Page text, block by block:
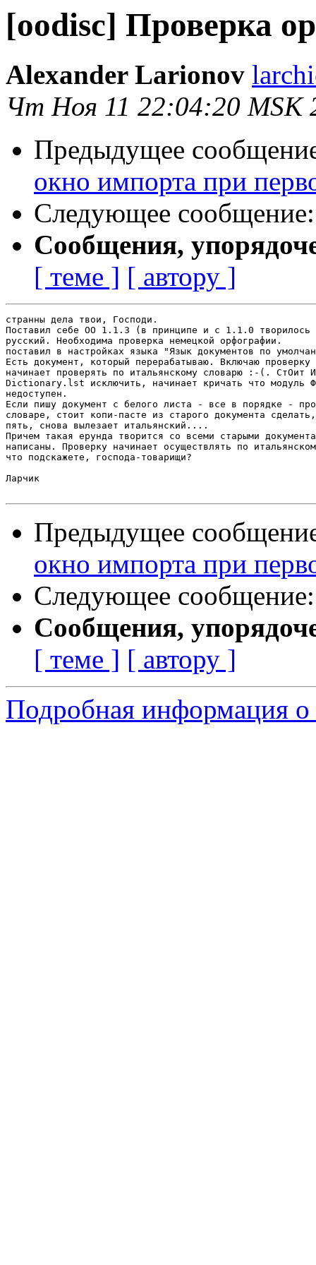
[oodisc] Проверка
Alexander Larionov
Чт Ноя 11 22:04:20 MSK
Предыдущее
окно импорта при
Следующее
Сообщения,
[ теме ] [ автору ]
странны дела твои, Господи.
Поставил себе ОО 1.1.3 (в принципе и с 1.1.0
русский. Необходима проверка немецкой орфографии.
поставил в настройках языка "Язык документов по
Есть документ, который перерабатываю. Включаю
начинает проверять по итальянскому словарю :-(. СтОит
Dictionary.lst исключить, начинает кричать что модуль
недоступен.
Если пишу документ с белого листа - все в порядке -
словаре, стоит копи-пасте из старого документа
пять, снова вылезает итальянский....
Причем такая ерунда творится со всеми старыми
написаны. Проверку начинает осуществлять по
что подскажете, господа-товарищи?
Ларчик
Предыдущее
окно импорта при
Следующее
Сообщения,
[ теме ] [ автору ]
Подробная информация о